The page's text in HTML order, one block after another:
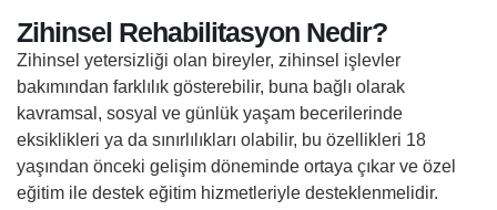
Zihinsel Rehabilitasyon Nedir?
Zihinsel yetersizliği olan bireyler, zihinsel işlevler
bakımından farklılık gösterebilir, buna bağlı olarak
kavramsal, sosyal ve günlük yaşam becerilerinde
eksiklikleri ya da sınırlılıkları olabilir, bu özellikleri 18
yaşından önceki gelişim döneminde ortaya çıkar ve özel
eğitim ile destek eğitim hizmetleriyle desteklenmelidir.